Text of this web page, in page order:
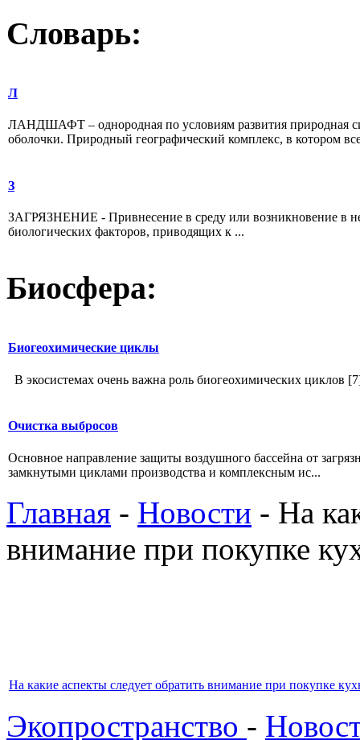
Словарь:
Л
ЛАНДШАФТ – однородная по условиям развития природная
оболочки. Природный географический комплекс, в котором
З
ЗАГРЯЗНЕНИЕ - Привнесение в среду или возникновение в
биологических факторов, приводящих к ...
Биосфера:
Биогеохимические циклы
В экосистемах очень важна роль биогеохимических
Очистка выбросов
Основное направление защиты воздушного бассейна от
замкнутыми циклами производства и комплексным ис...
Главная - Новости - На
внимание при покупке
На какие аспекты следует обратить внимание при покупке
Экопространство -